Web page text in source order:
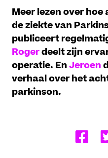
Meer lezen over
de ziekte van
publiceert
Rogerdeelt zijn
operatie. EnJeroen
verhaal over het
parkinson.